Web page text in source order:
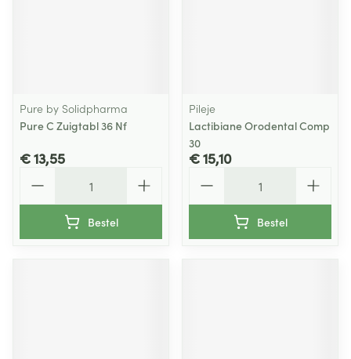
Pure by Solidpharma
Pure C Zuigtabl 36 Nf
€ 13,55
Bestel
Pileje
Lactibiane Orodental Comp
30
€ 15,10
Bestel